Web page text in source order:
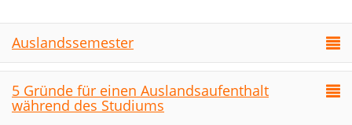
Auslandssemester
5 Gründe für einen Auslandsaufenthalt
während des Studiums